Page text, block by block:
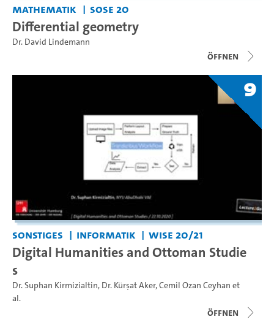
Mathematik SoSe 20
Differential geometry
Dr. David Lindemann
Öffnen
9
Sonstiges Informatik WiSe 20/21
Digital Humanities and Ottoman Studie
s
Dr. Suphan Kirmizialtin, Dr. Kürşat Aker,Cemil Ozan Ceyhan et
al.
Öffnen